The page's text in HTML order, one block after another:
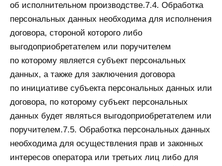
об исполнительном производстве.7.4. Обработка
персональных данных необходима для исполнения
договора, стороной которого либо
выгодоприобретателем или поручителем
по которому является субъект персональных
данных, а также для заключения договора
по инициативе субъекта персональных данных или
договора, по которому субъект персональных
данных будет являться выгодоприобретателем или
поручителем.7.5. Обработка персональных данных
необходима для осуществления прав и законных
интересов оператора или третьих лиц либо для